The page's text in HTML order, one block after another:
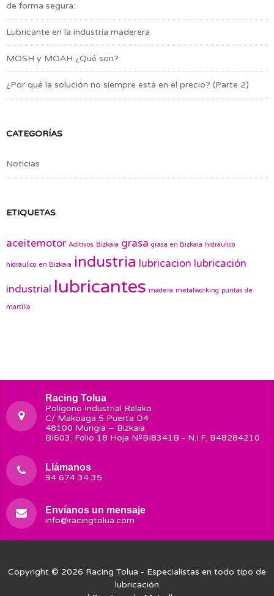
de forma segura:
Lubricante en la industria maderera
MOSH y MOAH ¿Qué son?
¿Por qué la solución no siempre está en el precio? (Parte 2)
CATEGORÍAS
Noticias
ETIQUETAS
aceitemotor Aditivos Bizkaia grasa grasa en Bizkaia hidraulico
hidráulico en Bizkaia industria lubricacion lubricación
industrial lubricantes madera metalworking puntas de
martillo
Racing Tolua
Polígono Industrial Belako
C/ Makoaga 5 Puerta D4
48100 Mungia – Bizkaia
BI603. Folio 18 Hoja NºBI8341B - N.I.F. B48284210
Llámanos
94 674 34 35
Envíanos un mensaje
info@racingtolua.com
Copyright © 2026 Racing Tolua - Especialistas en todo tipo de
lubricación